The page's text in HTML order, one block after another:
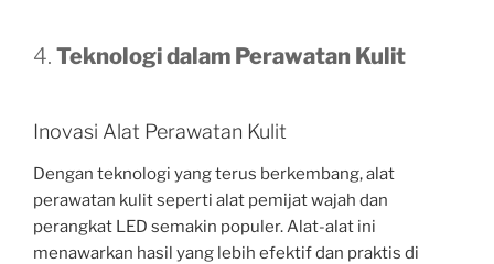
4. Teknologi dalam Perawatan Kulit
Inovasi Alat Perawatan Kulit
Dengan teknologi yang terus berkembang, alat
perawatan kulit seperti alat pemijat wajah dan
perangkat LED semakin populer. Alat-alat ini
menawarkan hasil yang lebih efektif dan praktis di